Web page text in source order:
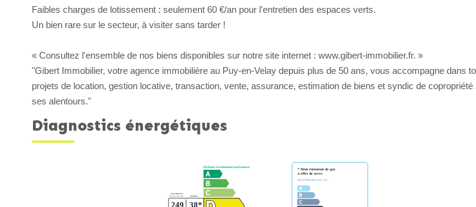
Faibles charges de lotissement : seulement 60 €/an pour l'entretien des espaces verts.
Un bien rare sur le secteur, à visiter sans tarder !
« Consultez l'ensemble de nos biens disponibles sur notre site internet : www.gibert-immobilier.fr. »
"Gibert Immobilier, votre agence immobilière au Puy-en-Velay depuis plus de 50 ans, vous accompagne dans
projets de location, gestion locative, transaction, vente, assurance, estimation de biens et syndic de
ses alentours."
Diagnostics énergétiques